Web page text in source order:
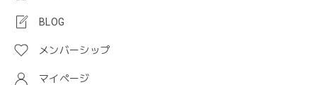
BLOG
メンバーシップ
マイページ